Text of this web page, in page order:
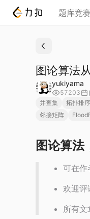
题库竞
图论算法
yukiyama
57203
并查集
拓扑排序
邻接矩阵
图论算法
可在作
欢迎评
所有